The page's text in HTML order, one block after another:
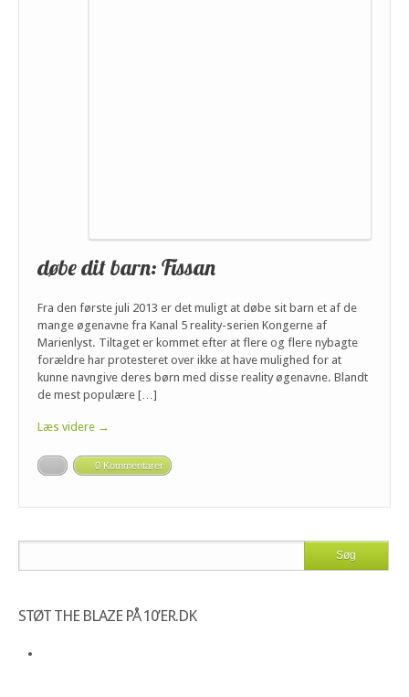
døbe dit barn: Fissan
Fra den første juli 2013 er det muligt at døbe sit barn et af de
mange øgenavne fra Kanal 5 reality-serien Kongerne af
Marienlyst. Tiltaget er kommet efter at flere og flere nybagte
forældre har protesteret over ikke at have mulighed for at
kunne navngive deres børn med disse reality øgenavne. Blandt
de mest populære […]
Læs videre →
0 Kommentarer
STØT THE BLAZE PÅ 10’ER.DK